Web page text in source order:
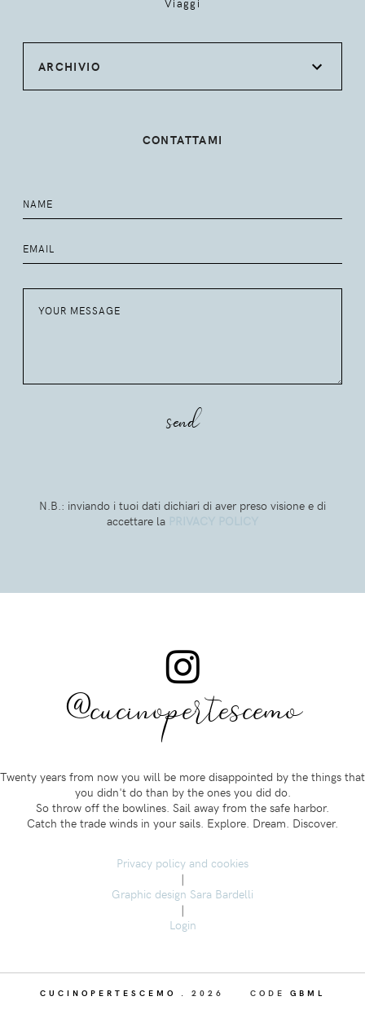
Viaggi
ARCHIVIO
CONTATTAMI
N.B.: inviando i tuoi dati dichiari di aver preso visione e di
accettare la
@cucinopertescemo
Twenty years from now you will be more disappointed by the things that
you didn't do than by the ones you did do.
So throw off the bowlines. Sail away from the safe harbor.
Catch the trade winds in your sails. Explore. Dream. Discover.
Privacy policy and cookies
|
Graphic design Sara Bardelli
|
Login
CUCINOPERTESCEMO . 2026 CODE GBML